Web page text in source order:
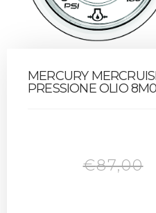
MERCURY
PRESSIONE OLIO
€87,00